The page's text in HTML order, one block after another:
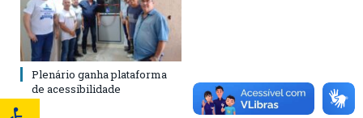
Plenário ganha plataforma
de acessibilidade